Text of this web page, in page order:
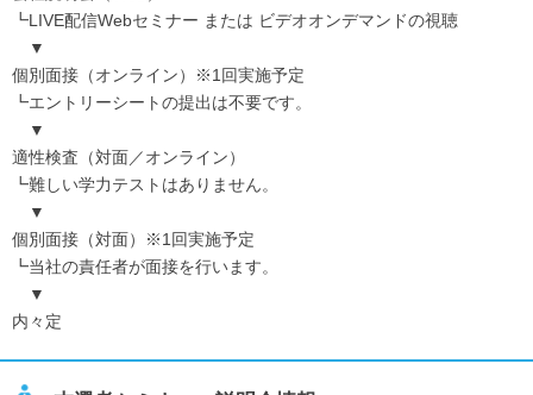
┗LIVE配信Webセミナー または ビデオオンデマンドの視聴
▼
個別面接（オンライン）※1回実施予定
┗エントリーシートの提出は不要です。
▼
適性検査（対面／オンライン）
┗難しい学力テストはありません。
▼
個別面接（対面）※1回実施予定
┗当社の責任者が面接を行います。
▼
内々定